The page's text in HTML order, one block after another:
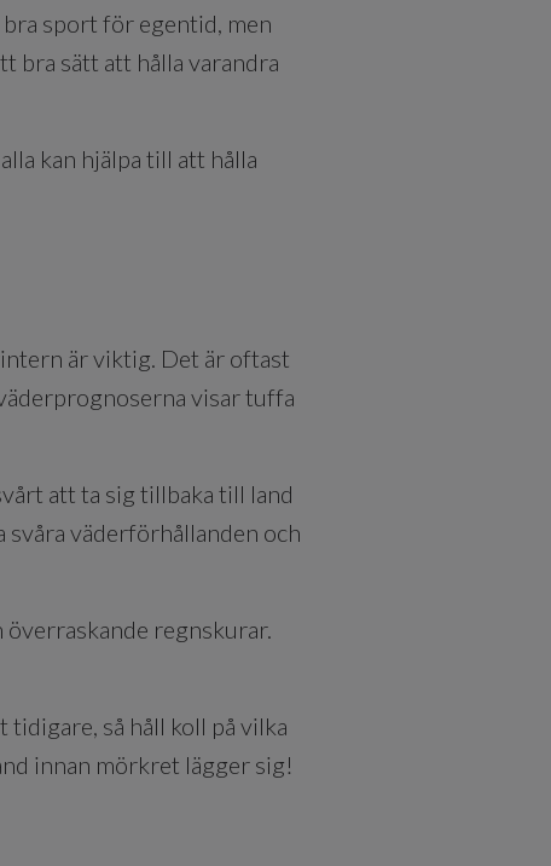
bra sport för egentid, men
bra sätt att hålla varandra
kan hjälpa till att hålla
är viktig. Det är oftast
visar tuffa
att ta sig tillbaka till land
svåra väderförhållanden och
regnskurar.
så håll koll på vilka
innan mörkret lägger sig!